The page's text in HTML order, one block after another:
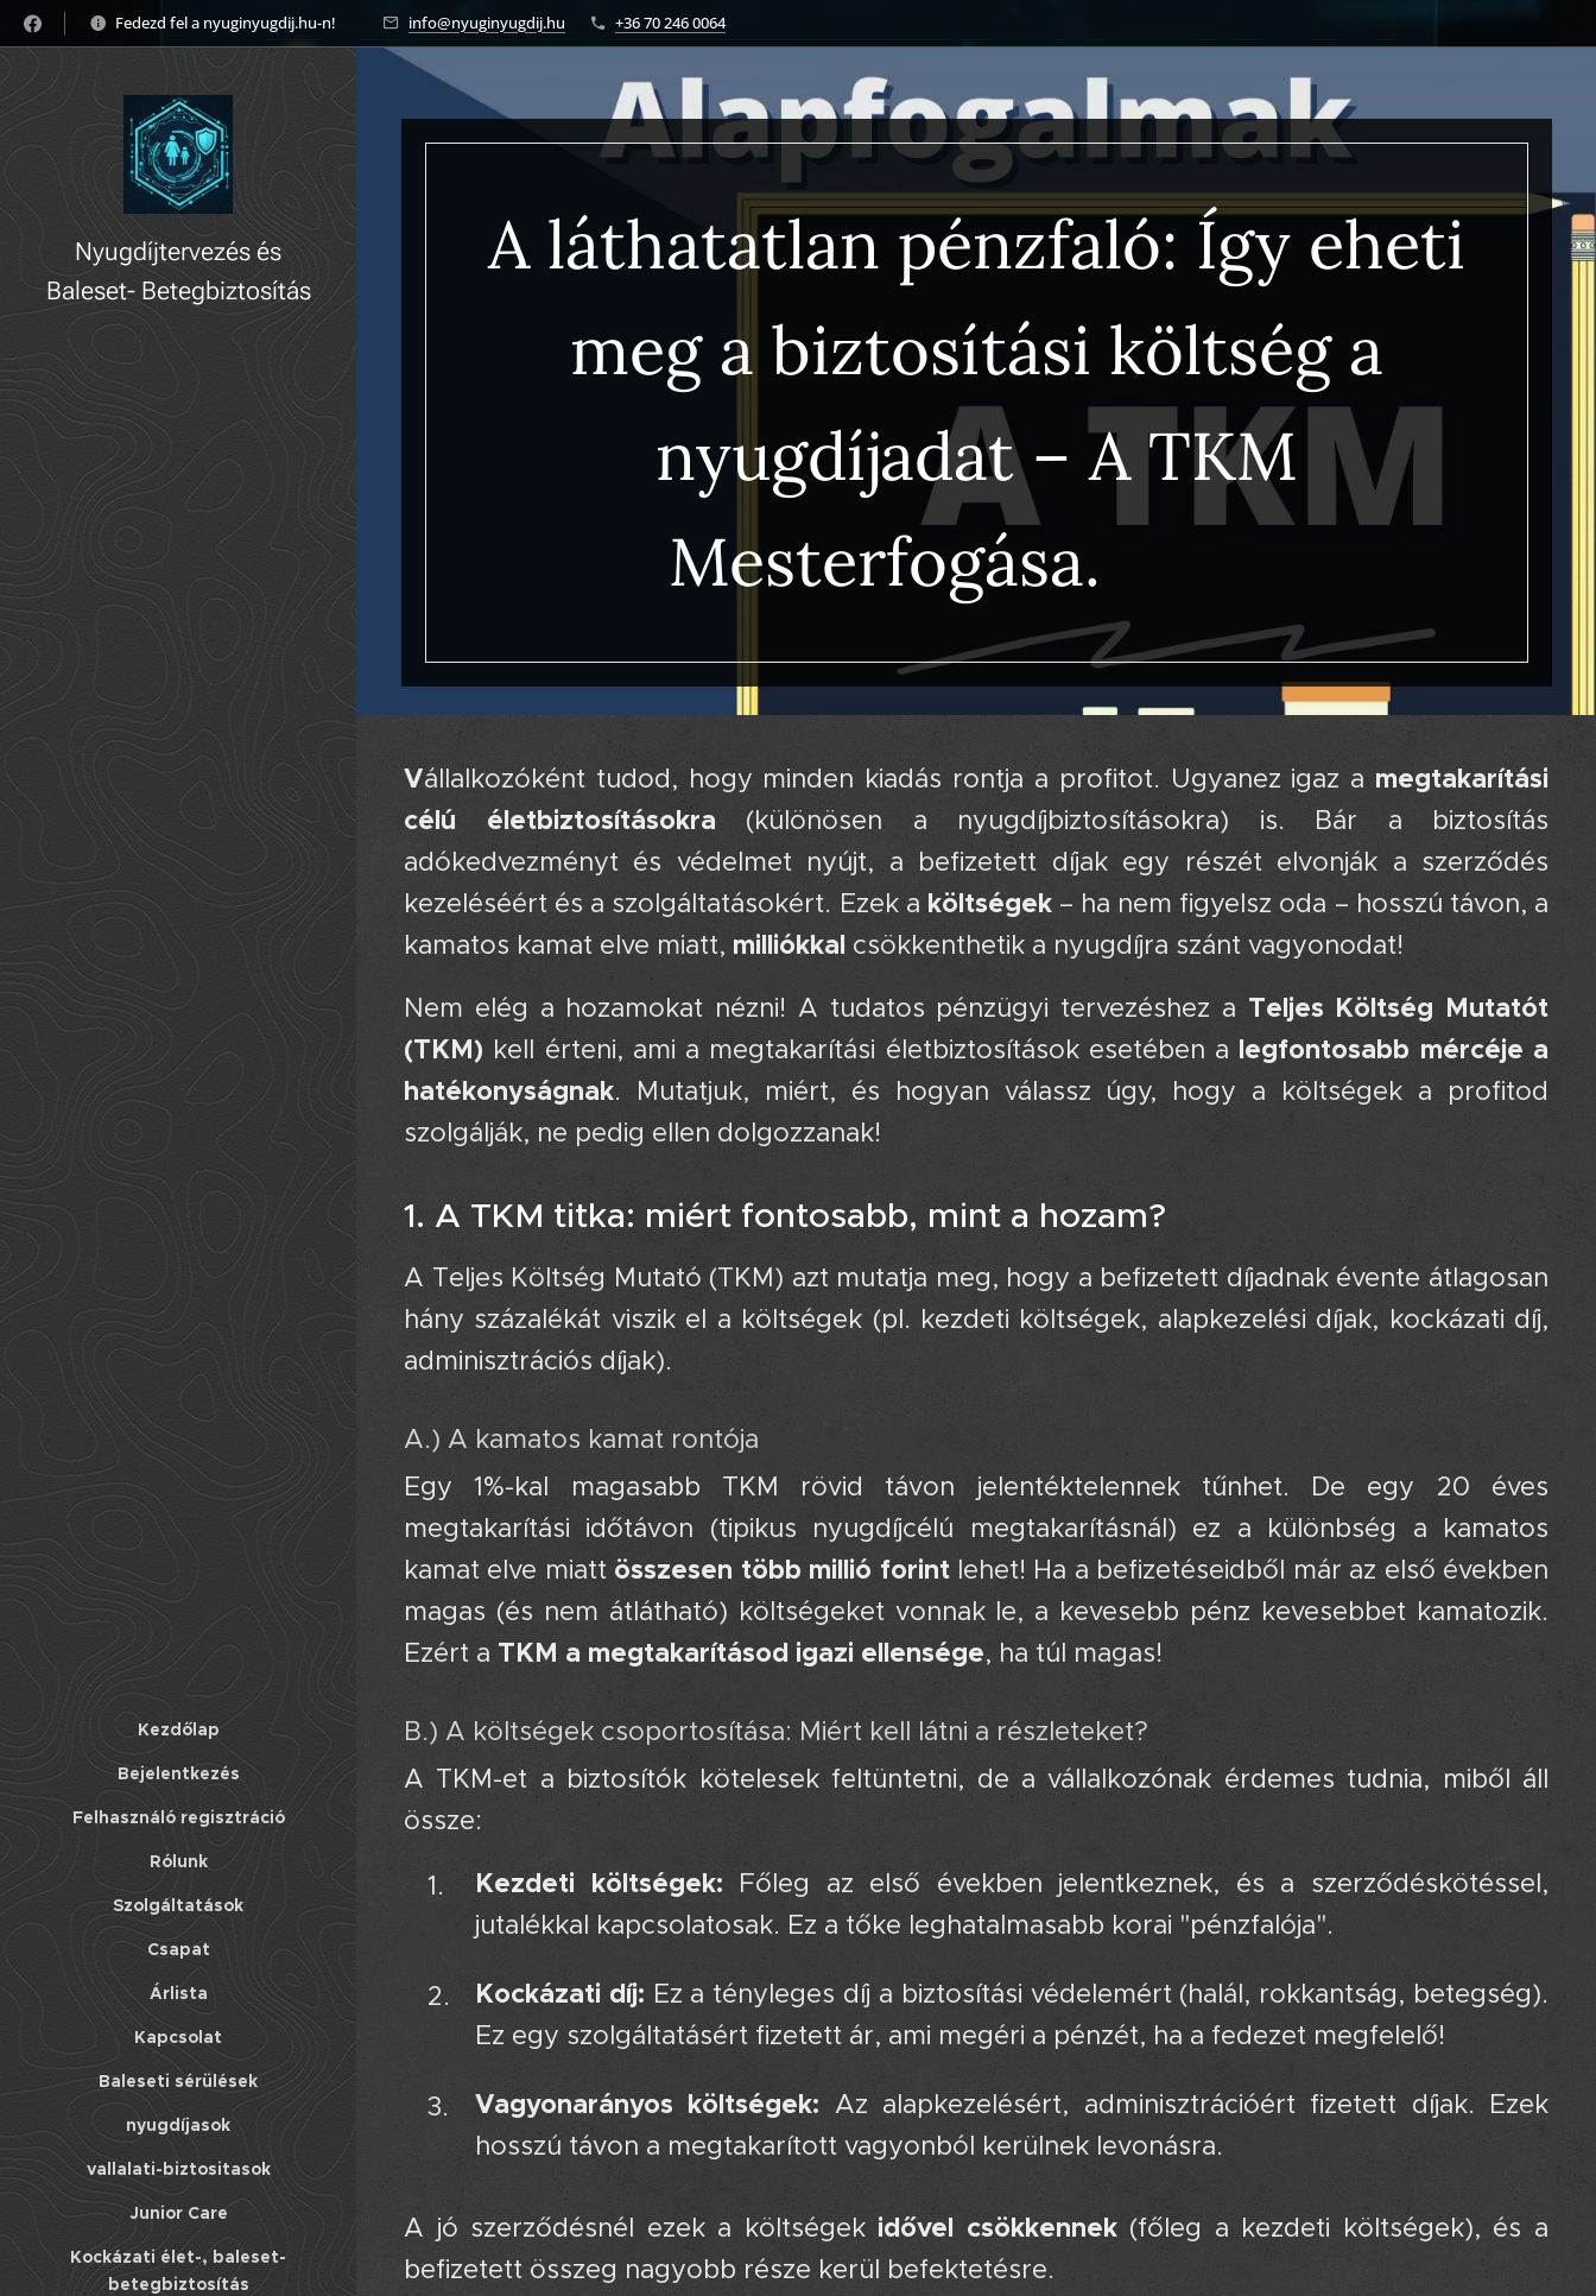
Fedezd fel a nyuginyugdij.hu-n! 🚀 info@nyuginyugdij.hu +36 70 246 0064
Nyugdíjtervezés és
Baleset- Betegbiztosítás
gyorsan, könnyedén!
Kezdőlap
Bejelentkezés
Felhasználó regisztráció
Rólunk
Szolgáltatások
Csapat
Árlista
Kapcsolat
Baleseti sérülések
nyugdíjasok
vallalati-biztositasok
Junior Care
Kockázati élet-, baleset-
betegbiztosítás
A láthatatlan pénzfaló: Így eheti
meg a biztosítási költség a
nyugdíjadat – A TKM
Mesterfogása. 🔬💸
Vállalkozóként tudod, hogy minden kiadás rontja a profitot. Ugyanez igaz a megtakarítási
célú életbiztosításokra (különösen a nyugdíjbiztosításokra) is. Bár a biztosítás
adókedvezményt és védelmet nyújt, a befizetett díjak egy részét elvonják a szerződés
kezeléséért és a szolgáltatásokért. Ezek a költségek– ha nem figyelsz oda – hosszú távon, a
kamatos kamat elve miatt, milliókkal csökkenthetik a nyugdíjra szánt vagyonodat! 😱
Nem elég a hozamokat nézni! A tudatos pénzügyi tervezéshez a Teljes Költség Mutatót
(TKM) kell érteni, ami a megtakarítási életbiztosítások esetében a legfontosabb mércéje a
hatékonyságnak. Mutatjuk, miért, és hogyan válassz úgy, hogy a költségek a profitod
szolgálják, ne pedig ellen dolgozzanak! 👇
1. A TKM titka: miért fontosabb, mint a hozam? 📉
A Teljes Költség Mutató (TKM) azt mutatja meg, hogy a befizetett díjadnak évente átlagosan
hány százalékát viszik el a költségek (pl. kezdeti költségek, alapkezelési díjak, kockázati díj,
adminisztrációs díjak).
A.) A kamatos kamat rontója 😢
Egy 1%-kal magasabb TKM rövid távon jelentéktelennek tűnhet. De egy 20 éves
megtakarítási időtávon (tipikus nyugdíjcélú megtakarításnál) ez a különbség a kamatos
kamat elve miatt összesen több millió forintlehet! Ha a befizetéseidből már az első években
magas (és nem átlátható) költségeket vonnak le, a kevesebb pénz kevesebbet kamatozik.
Ezért a TKM a megtakarításod igazi ellensége, ha túl magas!
B.) A költségek csoportosítása: Miért kell látni a részleteket? 🔬
A TKM-et a biztosítók kötelesek feltüntetni, de a vállalkozónak érdemes tudnia, miből áll
össze:
Kezdeti költségek: Főleg az első években jelentkeznek, és a szerződéskötéssel,
jutalékkal kapcsolatosak. Ez a tőke leghatalmasabb korai "pénzfalója".
Kockázati díj: Ez a tényleges díj a biztosítási védelemért (halál, rokkantság, betegség).
Ez egy szolgáltatásért fizetett ár, ami megéri a pénzét, ha a fedezet megfelelő!
Vagyonarányos költségek: Az alapkezelésért, adminisztrációért fizetett díjak. Ezek
hosszú távon a megtakarított vagyonból kerülnek levonásra.
A jó szerződésnél ezek a költségek idővel csökkennek(főleg a kezdeti költségek), és a
befizetett összeg nagyobb része kerül befektetésre.